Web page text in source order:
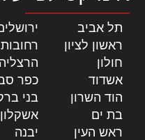
תל אביב
ראשון לציון
רחובות
חולון
הרצליה
אשדוד
כפר
הוד השרון
בני
בת ים
אשקלון
ראש העין
יבנה